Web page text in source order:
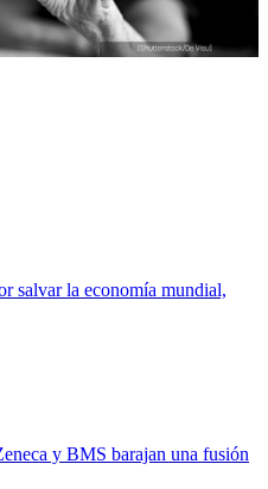
salvar la economía mundial,
y BMS barajan una fusión